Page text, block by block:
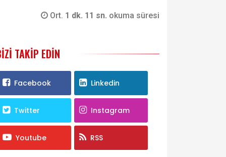
Ort. 1 dk. 11 sn. okuma süresi
TAKIP EDIN
Facebook Linkedin
Twitter Instagram
Youtube RSS